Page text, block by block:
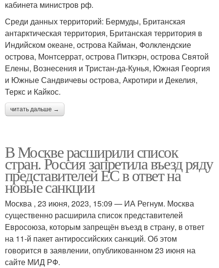
кабинета министров рф.
Среди данных территорий: Бермуды, Британская
антарктическая территория, Британская территория в
Индийском океане, острова Кайман, Фолклендские
острова, Монтсеррат, острова Питкэрн, острова Святой
Елены, Вознесения и Тристан-да-Кунья, Южная Георгия
и Южные Сандвичевы острова, Акротири и Декелия,
Теркс и Кайкос.
читать дальше →
В Москве расширили список
стран. Россия запретила въезд ряду
представителей ЕС в ответ на
новые санкции
Москва , 23 июня, 2023, 15:09 — ИА Регнум. Москва
существенно расширила список представителей
Евросоюза, которым запрещён въезд в страну, в ответ
на 11-й пакет антироссийских санкций. Об этом
говорится в заявлении, опубликованном 23 июня на
сайте МИД РФ.